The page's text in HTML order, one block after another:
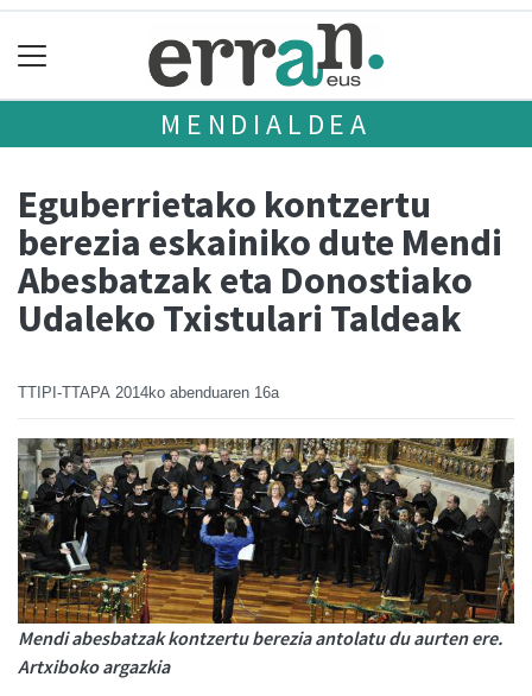
MENDIALDEA
Eguberrietako kontzertu
berezia eskainiko dute Mendi
Abesbatzak eta Donostiako
Udaleko Txistulari Taldeak
TTIPI-TTAPA 2014ko abenduaren 16a
Mendi abesbatzak kontzertu berezia antolatu du aurten ere.
Artxiboko argazkia